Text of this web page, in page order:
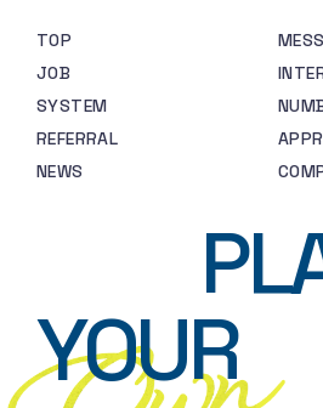
TOP
JOB
SYSTEM
REFERRAL
NEWS
YOUR